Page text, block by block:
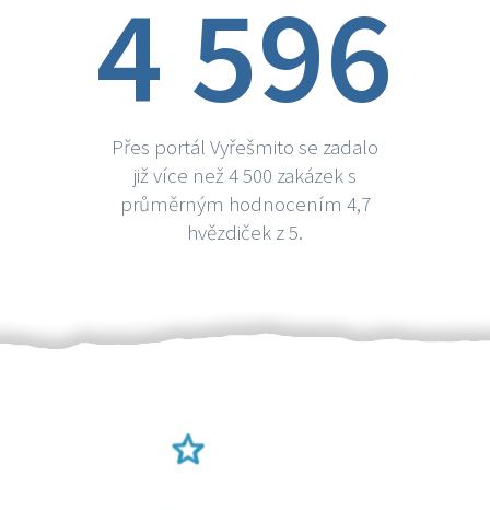
4 596
Přes portál Vyřešmito se zadalo
již více než 4 500 zakázek s
průměrným hodnocením 4,7
hvězdiček z 5.